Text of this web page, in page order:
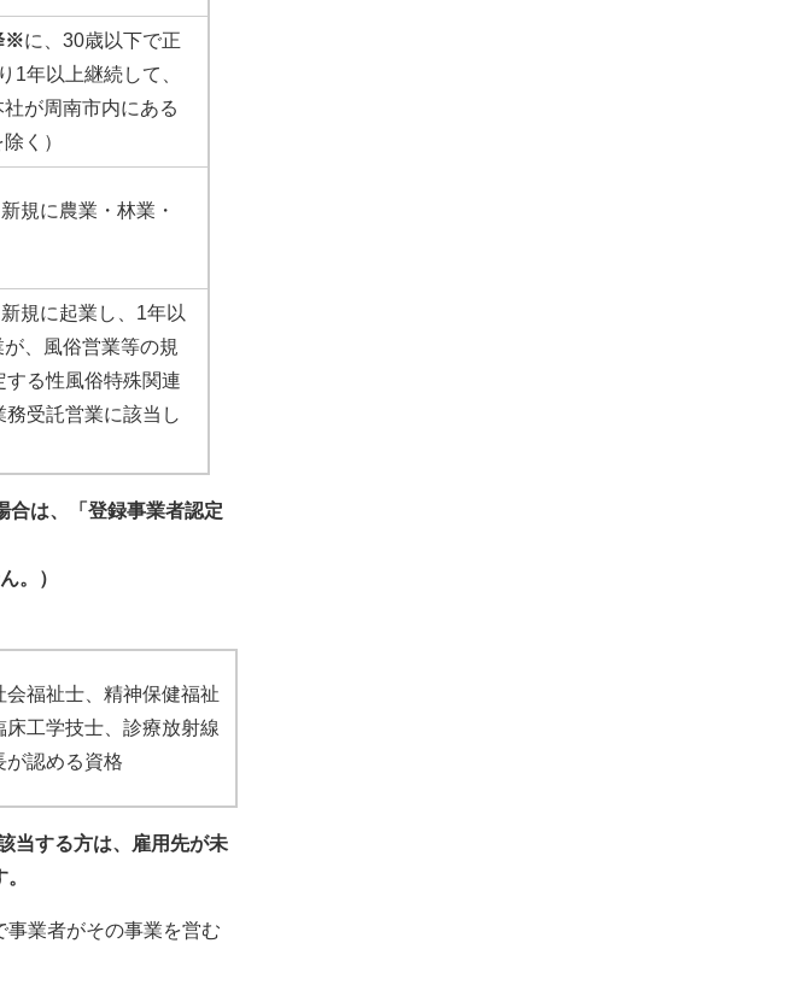
※に、30歳以下で正
1年以上継続して、
が周南市内にある
く）
規に農業・林業・
規に起業し、1年以
、風俗営業等の規
る性風俗特殊関連
受託営業に該当し
合は、「登録事業者認定
。）
福祉士、精神保健福祉
工学技士、診療放射線
が認める資格
当する方は、雇用先が未
業者がその事業を営む